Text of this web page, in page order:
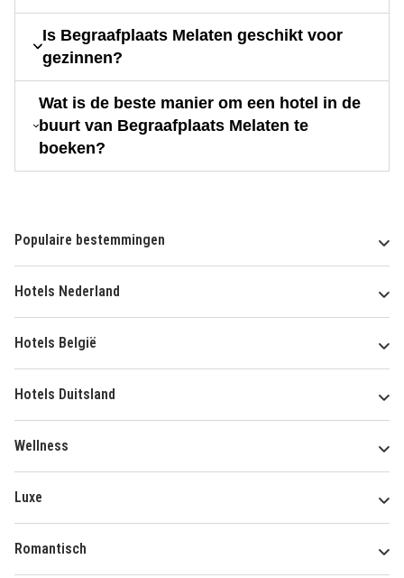
Is Begraafplaats Melaten geschikt voor
gezinnen?
Wat is de beste manier om een hotel in de
buurt van Begraafplaats Melaten te
boeken?
Populaire bestemmingen
Hotels Nederland
Hotels België
Hotels Duitsland
Wellness
Luxe
Romantisch